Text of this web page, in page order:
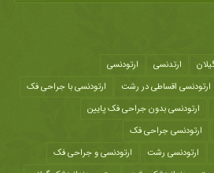
ارتدنسی
ارتودنسی
ارتودنسی اقساطی در رشت
ارتودنسی با جراحی فک
ارتودنسی بدون جراحی فک پایین
ارتودنسی جراحی فک
ارتودنسی رشت
ارتودنسی و جراحی فک